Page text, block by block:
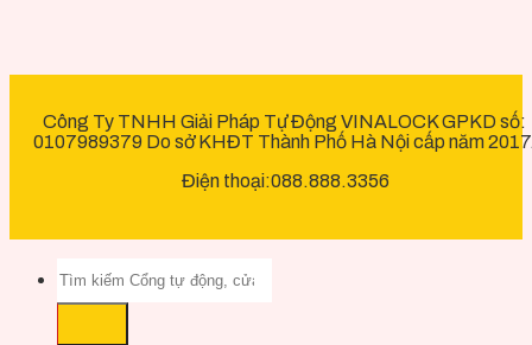
Công Ty TNHH Giải Pháp Tự Động VINALOCK GPKD số:
0107989379 Do sở KHĐT Thành Phố Hà Nội cấp năm
Điện thoại:088.888.3356